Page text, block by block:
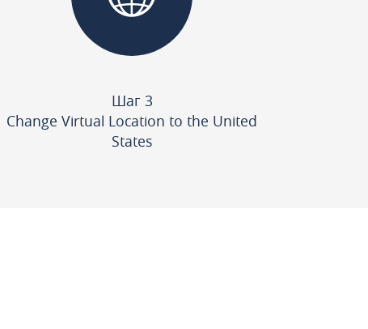
Шаг 3
Change Virtual Location to the United
States